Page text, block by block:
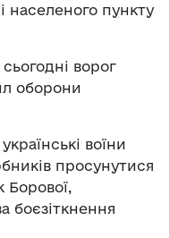
населеного пункту
сьогодні ворог
оборони
українські воїни
просунутися
Борової,
боєзіткнення